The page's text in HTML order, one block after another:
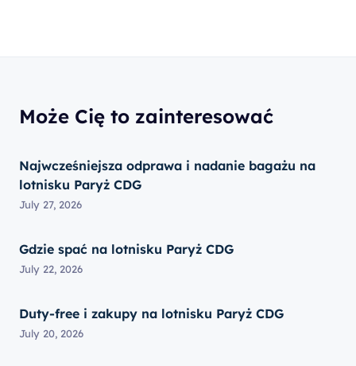
Może Cię to zainteresować
Najwcześniejsza odprawa i nadanie bagażu na
lotnisku Paryż CDG
July 27, 2026
Gdzie spać na lotnisku Paryż CDG
July 22, 2026
Duty-free i zakupy na lotnisku Paryż CDG
July 20, 2026